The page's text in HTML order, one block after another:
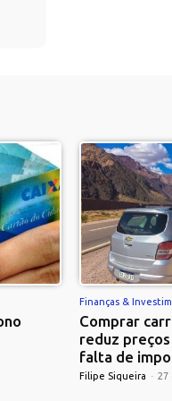
Finanças &
Comprar
reduz
falta de
Filipe Siqueira - 27